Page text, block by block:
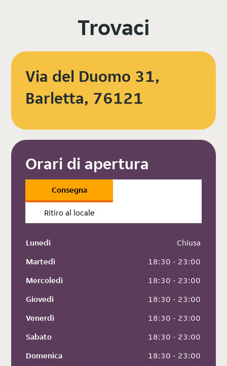
Trovaci
Via del Duomo 31,
Barletta, 76121
Orari di apertura
Consegna
Ritiro al locale
Lunedì
Chiusa
Martedì
18:30 - 23:00
Mercoledì
18:30 - 23:00
Giovedì
18:30 - 23:00
Venerdì
18:30 - 23:00
Sabato
18:30 - 23:00
Domenica
18:30 - 23:00